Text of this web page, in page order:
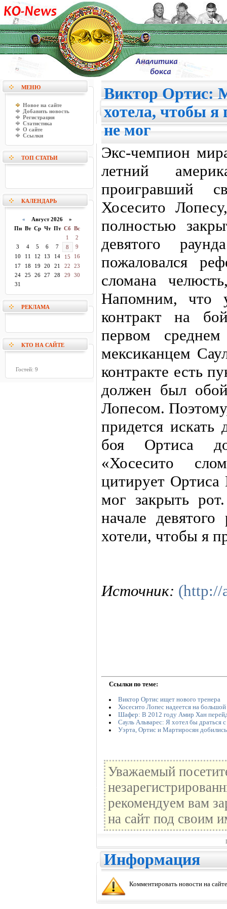
МЕНЮ
Новое на сайте
Добавить новость
Регистрация
Статистика
О сайте
Ссылки
ТОП СТАТЬИ
КАЛЕНДАРЬ
« Август 2026 »
Пн Вт Ср Чт Пт Сб Вс
1
2
3
4 5 6 7 8
9
10
11 12 13 14 15
16
17
18 19 20 21 22
23
24
25 26 27 28 29
30
31
РЕКЛАМА
КТО НА САЙТЕ
Гостей: 9
Виктор Ортис:
хотела, чтобы я
не мог
Экс-чемпион
летний
проигравший
Хосесито
полностью
девятого
пожаловался
сломана
Напомним, что
контракт на
первом
мексиканцем
контракте есть
должен был
Лопесом.
придется искать
боя Ортиса
«Хосесито
цитирует
мог закрыть
начале
хотели, чтобы я
Источник: (http://
Ссылки по теме:
Виктор Ортис ищет нового тренера
Хосесито Лопес надеется на
Шафер: В 2012 году Амир Хан
Сауль Альварес: Я хотел бы драться
Уэрта, Ортис и Мартиросян
Уважаемый
рекомендуем вам
на сайт под своим
Информация
Комментировать новости на